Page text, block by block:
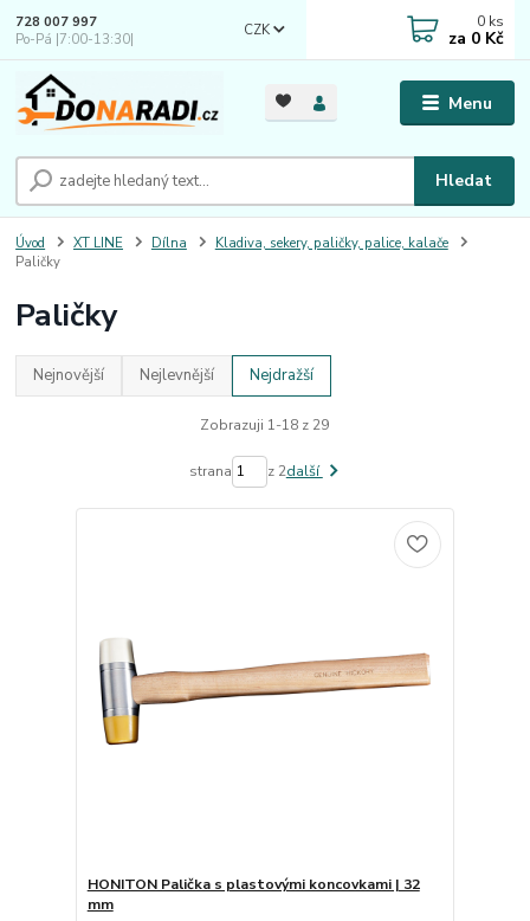
Menu
CZK
Hledat
728 007 997
Po-Pá |7:00-13:30|
0 ks
za 0 Kč
Úvod XT LINE Dílna
Kladiva, sekery, paličky, palice, kalače
Paličky
Paličky
Nejnovější Nejlevnější Nejdražší
Zobrazuji 1-18 z 29
strana z 2další
HONITON Palička s plastovými koncovkami | 32
mm